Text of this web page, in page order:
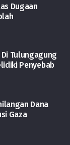
Dugaan
Tulungagung
Penyebab
Dana
Gaza